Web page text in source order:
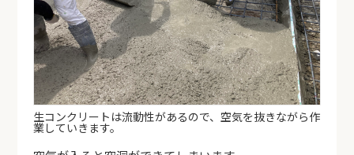
生コンクリートは流動性があるので、空気を抜きながら作
業していきます。